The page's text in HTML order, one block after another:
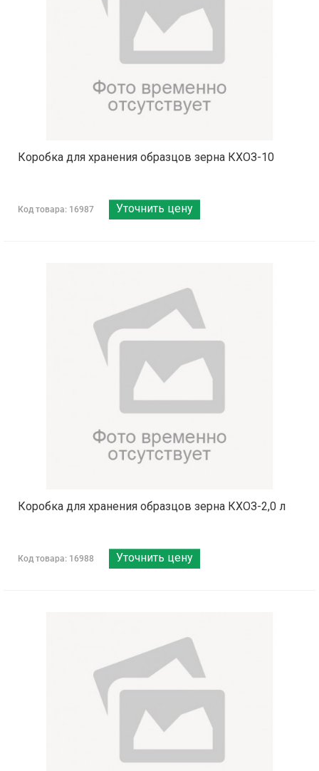
Коробка для хранения образцов зерна КХОЗ-10
Код товара: 16987 Уточнить цену
Коробка для хранения образцов зерна КХОЗ-2,0 л
Код товара: 16988 Уточнить цену